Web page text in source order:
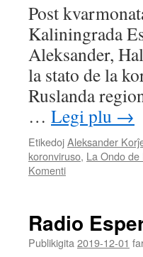
RSS FEED
LINK
EMBED
Post
Kaliningrada
Aleksander,
la stato de la
Ruslanda
… Legi plu →
EtikedojAleksander
koronviruso, La Ondo
Komenti
Radio
Publikigita 2019-12-01